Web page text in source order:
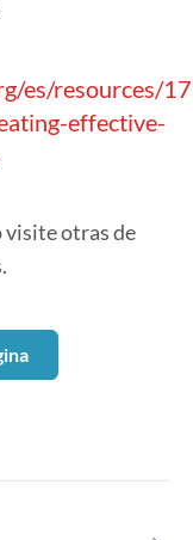
es/resources/
effective-
visite otras de